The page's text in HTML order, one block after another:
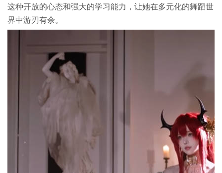
这种开放的心态和强大的学习能力，让她在多元化的舞蹈世
界中游刃有余。